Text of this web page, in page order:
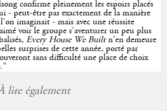
confirme pleinement les espoirs placés
- peut-être pas exactement de la manière
imaginait - mais avec une réussite
voir le groupe s'aventurer un peu plus
Every House We Builtn'en demeure
surprises de cette année, porté par
sans difficulté une place de choix
"
lire également